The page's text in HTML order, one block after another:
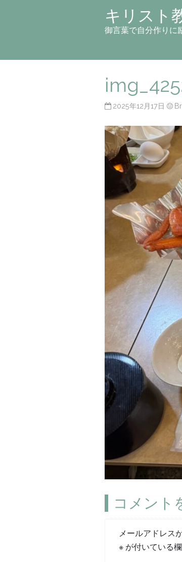
キリスト
御言葉で自分作りに
2025年12月17日
コメント
メールアドレス
※ が付いている